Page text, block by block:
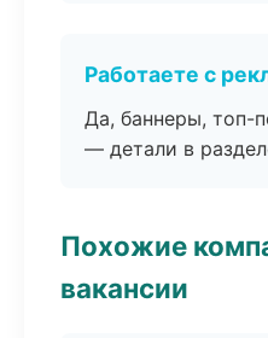
Работаете с
Да, баннеры, топ-
— детали в
Похожие
вакансии